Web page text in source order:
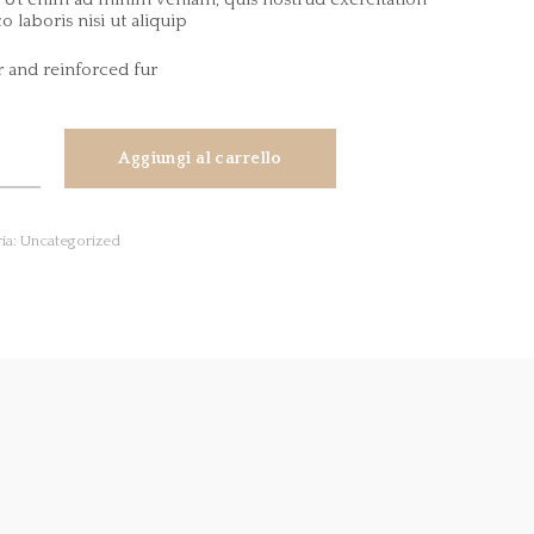
laboris nisi ut aliquip
and reinforced fur
Aggiungi al carrello
Uncategorized